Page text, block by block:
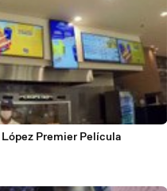
Premier Película